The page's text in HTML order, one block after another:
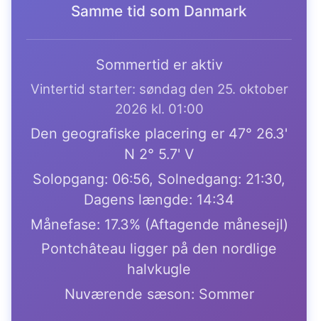
Samme tid som Danmark
Sommertid er aktiv
Vintertid starter: søndag den 25. oktober
2026 kl. 01:00
Den geografiske placering er 47° 26.3'
N 2° 5.7' V
Solopgang: 06:56, Solnedgang: 21:30,
Dagens længde: 14:34
Månefase: 17.3% (Aftagende månesejl)
Pontchâteau ligger på den nordlige
halvkugle
Nuværende sæson: Sommer